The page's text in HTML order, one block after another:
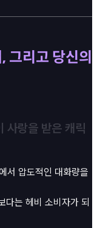
그리고 당신의
사랑을 받은 캐릭
서 압도적인 대화량을
다는 헤비 소비자가 되